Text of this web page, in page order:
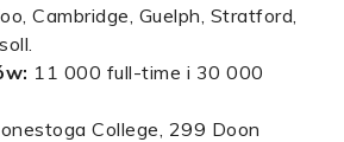
Cambridge, Guelph, Stratford,
11 000 full-time i 30 000
College, 299 Doon